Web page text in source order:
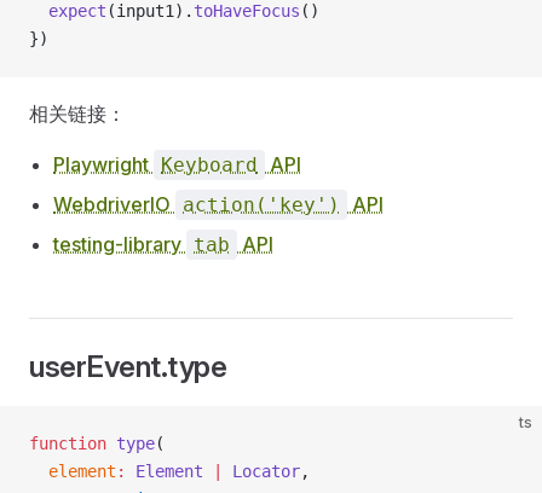
  expect
(input1). toHaveFocus ()
})
相关链接：
Playwright Keyboard
API
WebdriverIO
action('key')
API
testing-library tab API
userEvent.type
ts
function type(
  element
: Element Locator,